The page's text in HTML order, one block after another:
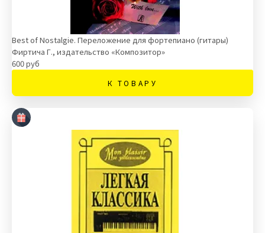
Best of Nostalgie. Переложение для фортепиано (гитары)
Фиртича Г., издательство «Композитор»
600 руб
К ТОВАРУ